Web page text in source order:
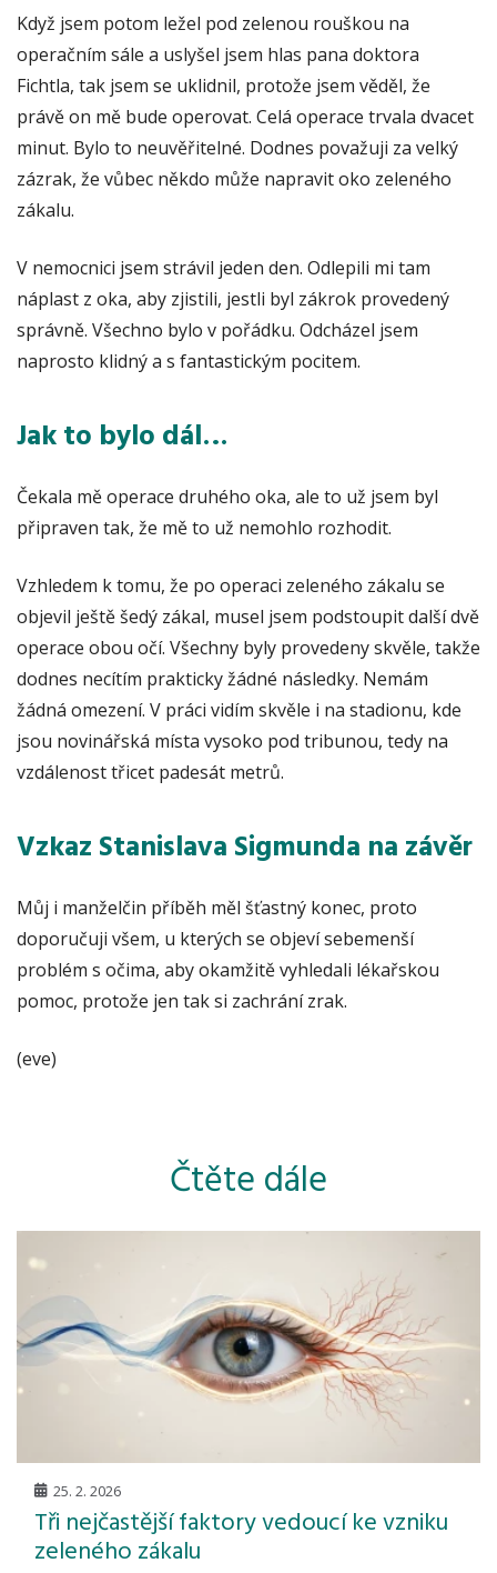
Když jsem potom ležel pod zelenou rouškou na
operačním sále a uslyšel jsem hlas pana doktora
Fichtla, tak jsem se uklidnil, protože jsem věděl, že
právě on mě bude operovat. Celá operace trvala dvacet
minut. Bylo to neuvěřitelné. Dodnes považuji za velký
zázrak, že vůbec někdo může napravit oko zeleného
zákalu.
V nemocnici jsem strávil jeden den. Odlepili mi tam
náplast z oka, aby zjistili, jestli byl zákrok provedený
správně. Všechno bylo v pořádku. Odcházel jsem
naprosto klidný a s fantastickým pocitem.
Jak to bylo dál…
Čekala mě operace druhého oka, ale to už jsem byl
připraven tak, že mě to už nemohlo rozhodit.
Vzhledem k tomu, že po operaci zeleného zákalu se
objevil ještě šedý zákal, musel jsem podstoupit další dvě
operace obou očí. Všechny byly provedeny skvěle, takže
dodnes necítím prakticky žádné následky. Nemám
žádná omezení. V práci vidím skvěle i na stadionu, kde
jsou novinářská místa vysoko pod tribunou, tedy na
vzdálenost třicet padesát metrů.
Vzkaz Stanislava Sigmunda na závěr
Můj i manželčin příběh měl šťastný konec, proto
doporučuji všem, u kterých se objeví sebemenší
problém s očima, aby okamžitě vyhledali lékařskou
pomoc, protože jen tak si zachrání zrak.
(eve)
Čtěte dále
25. 2. 2026
Tři nejčastější faktory vedoucí ke vzniku
zeleného zákalu